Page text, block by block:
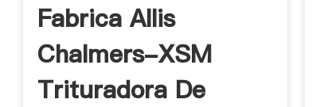
Fabrica Allis
Chalmers-XSM
Trituradora De